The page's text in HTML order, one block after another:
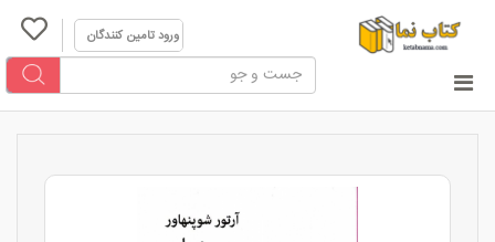
ورود تامین کنندگان